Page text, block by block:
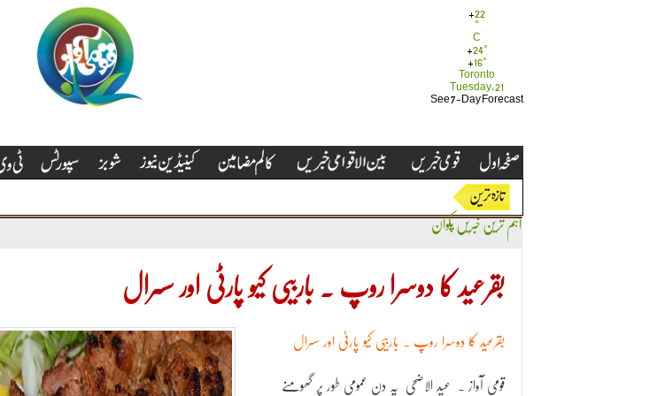
+22
°
C
+24°
+ 16°
Toronto
Tuesday, 21
See 7-Day Forecast
اہم ترین خبریں پکوان
بقرعید کا دوسرا روپ ۔ باربیی کیو پارٹی اور سسرال
بقرعید کا دوسرا روپ ۔ باربیی کیو پارٹی اور سسرال
قومی آواز ۔ عید الاضحی یہ دن عمومی طور پر گھومنے